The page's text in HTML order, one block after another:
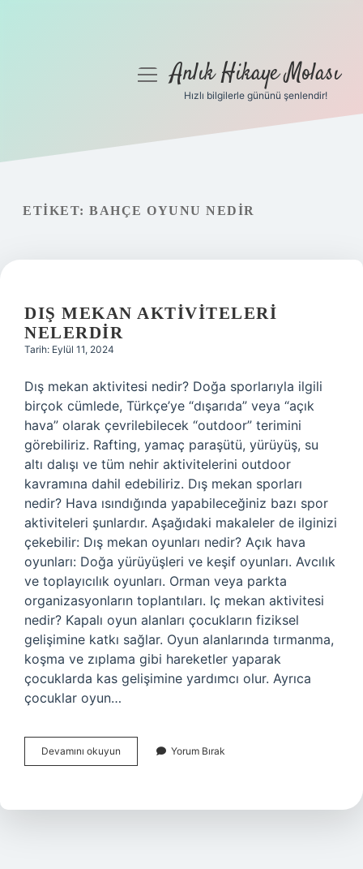
Gizlilik Politikası
menüyüAnlık Hikaye Molası
Hızlı bilgilerle gününü şenlendir!
ETIKET: BAHÇE OYUNU NEDIR
DIŞ MEKAN AKTIVITELERI
NELERDIR
Tarih: Eylül 11, 2024
Dış mekan aktivitesi nedir? Doğa sporlarıyla ilgili
birçok cümlede, Türkçe’ye “dışarıda” veya “açık
hava” olarak çevrilebilecek “outdoor” terimini
görebiliriz. Rafting, yamaç paraşütü, yürüyüş, su
altı dalışı ve tüm nehir aktivitelerini outdoor
kavramına dahil edebiliriz. Dış mekan sporları
nedir? Hava ısındığında yapabileceğiniz bazı spor
aktiviteleri şunlardır. Aşağıdaki makaleler de ilginizi
çekebilir: Dış mekan oyunları nedir? Açık hava
oyunları: Doğa yürüyüşleri ve keşif oyunları. Avcılık
ve toplayıcılık oyunları. Orman veya parkta
organizasyonların toplantıları. Iç mekan aktivitesi
nedir? Kapalı oyun alanları çocukların fiziksel
gelişimine katkı sağlar. Oyun alanlarında tırmanma,
koşma ve zıplama gibi hareketler yaparak
çocuklarda kas gelişimine yardımcı olur. Ayrıca
çocuklar oyun…
Devamını okuyun
Mekan
Yorum Bırak